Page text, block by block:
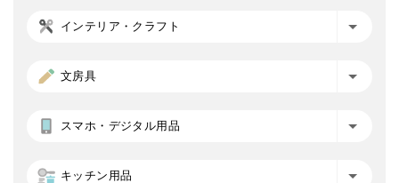
インテリア・クラフト
文房具
スマホ・デジタル用品
キッチン用品